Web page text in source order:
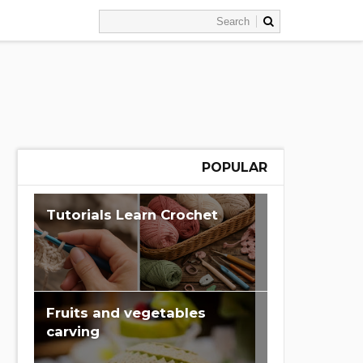
POPULAR
Learn Crochet‏ Tutorials
Fruits and vegetables
carving